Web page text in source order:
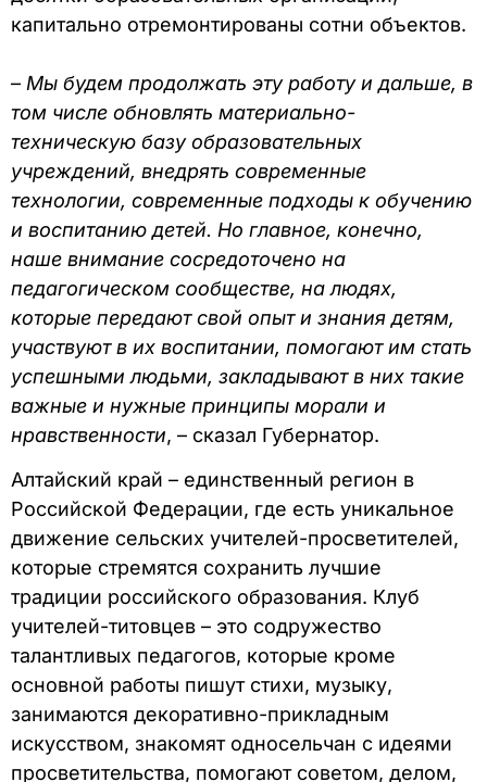
капитально отремонтированы сотни объектов.
– Мы будем продолжать эту работу и дальше, в
том числе обновлять материально-
техническую базу образовательных
учреждений, внедрять современные
технологии, современные подходы к обучению
и воспитанию детей. Но главное, конечно,
наше внимание сосредоточено на
педагогическом сообществе, на людях,
которые передают свой опыт и знания детям,
участвуют в их воспитании, помогают им стать
успешными людьми, закладывают в них такие
важные и нужные принципы морали и
нравственности, – сказал Губернатор.
Алтайский край – единственный регион в
Российской Федерации, где есть уникальное
движение сельских учителей-просветителей,
которые стремятся сохранить лучшие
традиции российского образования. Клуб
учителей-титовцев – это содружество
талантливых педагогов, которые кроме
основной работы пишут стихи, музыку,
занимаются декоративно-прикладным
искусством, знакомят односельчан с идеями
просветительства, помогают советом, делом,